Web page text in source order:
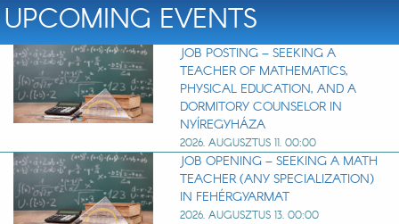
UPCOMING EVENTS
JOB POSTING – SEEKING A
TEACHER OF MATHEMATICS,
PHYSICAL EDUCATION, AND A
DORMITORY COUNSELOR IN
NYÍREGYHÁZA
2026. AUGUSZTUS 11. 00:00
JOB OPENING – SEEKING A MATH
TEACHER (ANY SPECIALIZATION)
IN FEHÉRGYARMAT
2026. AUGUSZTUS 13. 00:00